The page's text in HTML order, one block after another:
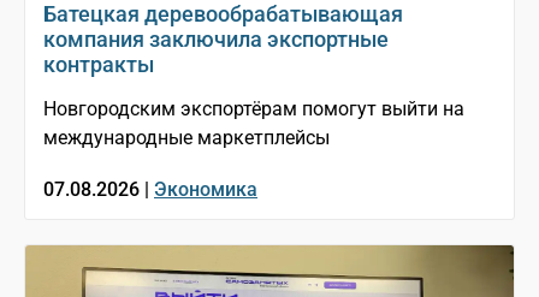
Батецкая деревообрабатывающая
компания заключила экспортные
контракты
Новгородским экспортёрам помогут выйти на
международные маркетплейсы
07.08.2026 | Экономика